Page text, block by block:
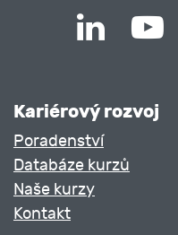
Kariérový rozvoj
Poradenství
Databáze kurzů
Naše kurzy
Kontakt